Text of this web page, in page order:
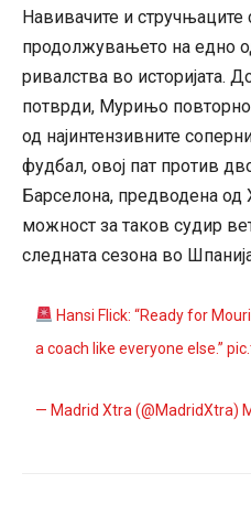
Навивачите и стручњаците
продолжувањето на едно
ривалства во историјата.
потврди, Мурињо
од најинтензивните
фудбал, овој пат против
Барселона, предводена од
можност за таков судир
следната сезона во
Hansi Flick: “Ready for
a coach like everyone else.”
— Madrid Xtra (@MadridXtra)